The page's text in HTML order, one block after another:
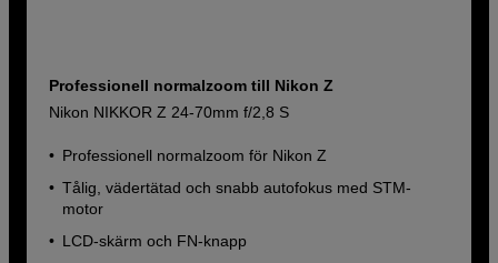
Professionell normalzoom till Nikon Z
Nikon NIKKOR Z 24-70mm f/2,8 S
Professionell normalzoom för Nikon Z
Tålig, vädertätad och snabb autofokus med STM-
motor
LCD-skärm och FN-knapp